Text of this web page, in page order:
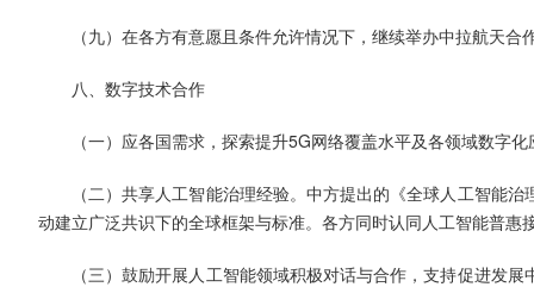
（九）在各方有意愿且条件允许情况下，继续举办中拉航天合
八、数字技术合作
（一）应各国需求，探索提升5G网络覆盖水平及各领域数字
（二）共享人工智能治理经验。中方提出的《全球人工智能
动建立广泛共识下的全球框架与标准。各方同时认同人工智能普惠
（三）鼓励开展人工智能领域积极对话与合作，支持促进发